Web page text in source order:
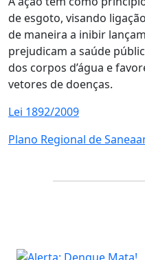
de esgoto, visando
de maneira a inibir
prejudicam a saúde
dos corpos d’água e
vetores de doenças.
Lei 1892/2009
Plano Regional de